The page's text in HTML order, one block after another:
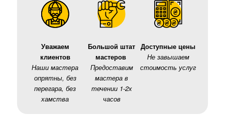
Уважаем
клиентов
Наши мастера
опрятны, без
перегара, без
хамства
Большой штат
мастеров
Предоставим
мастера в
течении 1-2х
часов
Доступные цены
Не завышаем
стоимость услуг